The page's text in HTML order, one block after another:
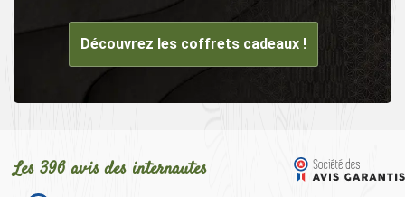
Découvrez les coffrets cadeaux !
Les 396 avis des internautes